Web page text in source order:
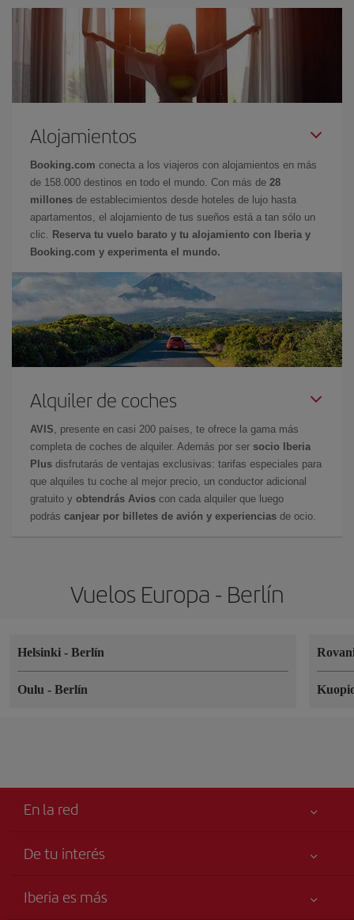
Alojamientos
Booking.com conecta a los viajeros con alojamientos en más
de 158.000 destinos en todo el mundo. Con más de 28
millones de establecimientos desde hoteles de lujo hasta
apartamentos, el alojamiento de tus sueños está a tan sólo un
clic.
Reserva tu vuelo barato y tu alojamiento con Iberia y
Booking.com y experimenta el mundo.
Alquiler de coches
AVIS , presente en casi 200 países, te ofrece la gama más
completa de coches de alquiler. Además por ser socio Iberia
Plus disfrutarás de ventajas exclusivas: tarifas especiales para
que alquiles tu coche al mejor precio, un conductor adicional
gratuito y obtendrás Avios con cada alquiler que luego
podrás canjear por billetes de avión y experiencias de ocio.
Vuelos Europa - Berlín
Helsinki - Berlín
Oulu - Berlín
En la red
De tu interés
Accesibilidad
Iberia es más